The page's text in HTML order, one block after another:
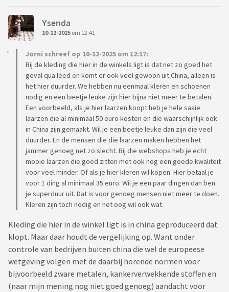
Ysenda
10-12-2025 om 12:41
Jorni schreef op 10-12-2025 om 12:17:
Bij de kleding die hier in de winkels ligt is dat net zo goed het
geval qua leed en komt er ook veel gewoon uit China, alleen is
het hier duurder. We hebben nu eenmaal kleren en schoenen
nodig en een beetje leuke zijn hier bijna niet meer te betalen.
Een voorbeeld, als je hier laarzen koopt heb je hele saaie
laarzen die al minimaal 50 euro kosten en die waarschijnlijk ook
in China zijn gemaakt. Wil je een beetje leuke dan zijn die veel
duurder. En de mensen die die laarzen maken hebben het
jammer genoeg net zo slecht. Bij die webshops heb je echt
mooie laarzen die goed zitten met ook nog een goede kwaliteit
voor veel minder. Of als je hier kleren wil kopen. Hier betaal je
voor 1 ding al minimaal 35 euro. Wil je een paar dingen dan ben
je superduur uit. Dat is voor genoeg mensen niet meer te doen.
Kleren zijn toch nodig en het oog wil ook wat.
Kleding die hier in de winkel ligt is in china geproduceerd dat
klopt. Maar daar houdt de vergelijking op. Want onder
controle van bedrijven buiten china die wel de europeese
wetgeving volgen met de daarbij horende normen voor
bijvoorbeeld zware metalen, kankerverwekkende stoffen en
(naar mijn mening nog niet goed genoeg) aandacht voor